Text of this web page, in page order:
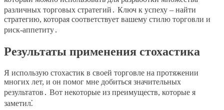
различных торговых стратегий․ Ключ к успеху – найти
стратегию, которая соответствует вашему стилю торговли и
риск-аппетиту․
Результаты применения стохастика
Я использую стохастик в своей торговле на протяжении
многих лет, и он помог мне добиться значительных
результатов․ Вот некоторые из преимуществ, которые я
заметил⁚